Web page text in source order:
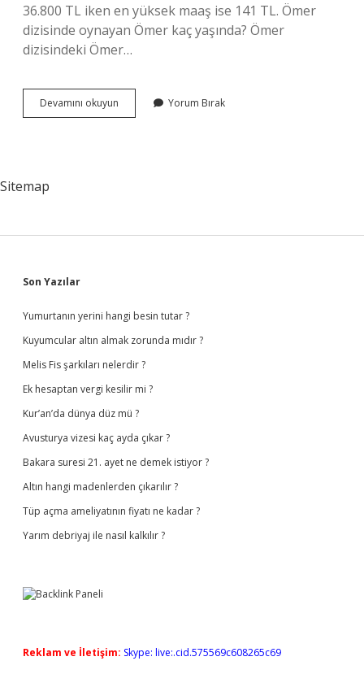
36.800 TL iken en yüksek maaş ise 141 TL. Ömer
dizisinde oynayan Ömer kaç yaşında? Ömer
dizisindeki Ömer…
Devamını okuyun
Dizi
Yorum Bırak
Sitemap
Sidebar
Son Yazılar
Yumurtanın yerini hangi besin tutar ?
Kuyumcular altın almak zorunda mıdır ?
Melis Fis şarkıları nelerdir ?
Ek hesaptan vergi kesilir mi ?
Kur’an’da dünya düz mü ?
Avusturya vizesi kaç ayda çıkar ?
Bakara suresi 21. ayet ne demek istiyor ?
Altın hangi madenlerden çıkarılır ?
Tüp açma ameliyatının fiyatı ne kadar ?
Yarım debriyaj ile nasıl kalkılır ?
Reklam ve İletişim: Skype: live:.cid.575569c608265c69